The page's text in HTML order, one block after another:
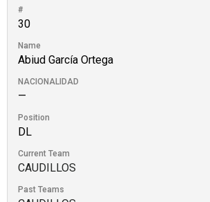
#
30
Name
Abiud García Ortega
NACIONALIDAD
—
Position
DL
Current Team
CAUDILLOS
Past Teams